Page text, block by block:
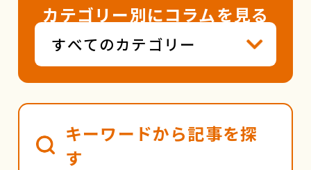
カテゴリー別にコラムを見る
キーワードから記事を探
す